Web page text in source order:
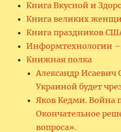
Книга Вкусной и
Книга великих
Книга праздников
Информтехнологии
Книжная полка
Александр
Украиной будет
Яков Кедми. Война
Окончательное
вопроса».